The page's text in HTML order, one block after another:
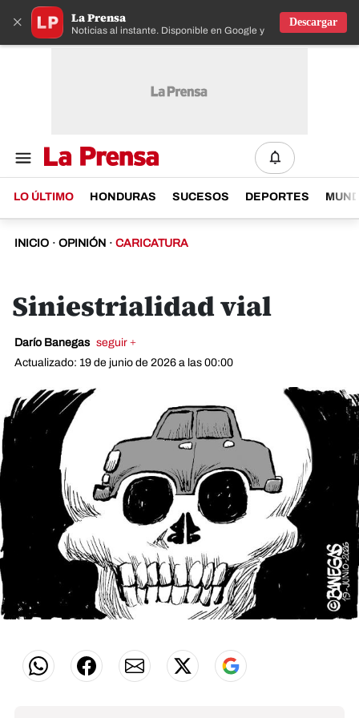
× La Prensa
Noticias al instante. Disponible en Google y IOS
Descargar
LO ÚLTIMO HONDURAS SUCESOS DEPORTES
INICIO · OPINIÓN · CARICATURA
Siniestrialidad vial
Darío Banegas seguir +
Actualizado: 19 de junio de 2026 a las 00:00